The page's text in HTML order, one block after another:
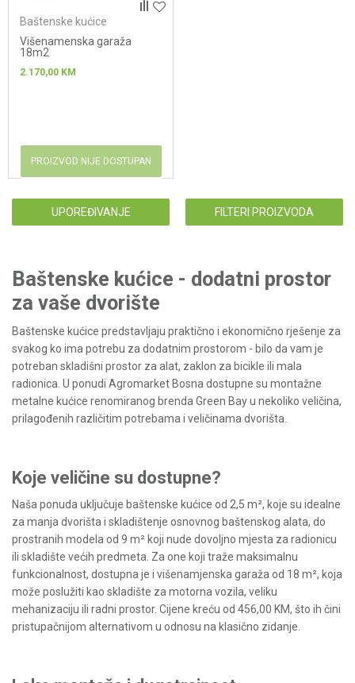
Baštenske kućice
Višenamenska garaža
18m2
2.170,00 KM
PROIZVOD NIJE DOSTUPAN
UPOREĐIVANJE FILTERI PROIZVODA
Baštenske kućice - dodatni prostor
za vaše dvorište
Baštenske kućice predstavljaju praktično i ekonomično rješenje za
svakog ko ima potrebu za dodatnim prostorom - bilo da vam je
potreban skladišni prostor za alat, zaklon za bicikle ili mala
radionica. U ponudi Agromarket Bosna dostupne su montažne
metalne kućice renomiranog brenda Green Bay u nekoliko veličina,
prilagođenih različitim potrebama i veličinama dvorišta.
Koje veličine su dostupne?
Naša ponuda uključuje baštenske kućice od 2,5 m², koje su idealne
za manja dvorišta i skladištenje osnovnog baštenskog alata, do
prostranih modela od 9 m² koji nude dovoljno mjesta za radionicu
ili skladište većih predmeta. Za one koji traže maksimalnu
funkcionalnost, dostupna je i višenamjenska garaža od 18 m², koja
može poslužiti kao skladište za motorna vozila, veliku
mehanizaciju ili radni prostor. Cijene kreću od 456,00 KM, što ih čini
pristupačnijom alternativom u odnosu na klasično zidanje.